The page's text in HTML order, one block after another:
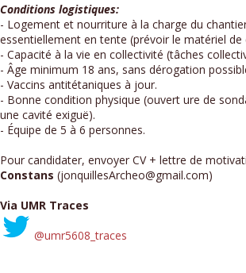
Conditions logistiques:
- Logement et nourriture à la charge du
essentiellement en tente (prévoir le matériel de
- Capacité à la vie en collectivité (tâches
- Âge minimum 18 ans, sans dérogation
- Vaccins antitétaniques à jour.
- Bonne condition physique (ouvert ure de
une cavité exiguë).
- Équipe de 5 à 6 personnes.
Pour candidater, envoyer CV + lettre de
Constans (jonquillesArcheo@gmail.com)
Via UMR Traces
@umr5608_traces